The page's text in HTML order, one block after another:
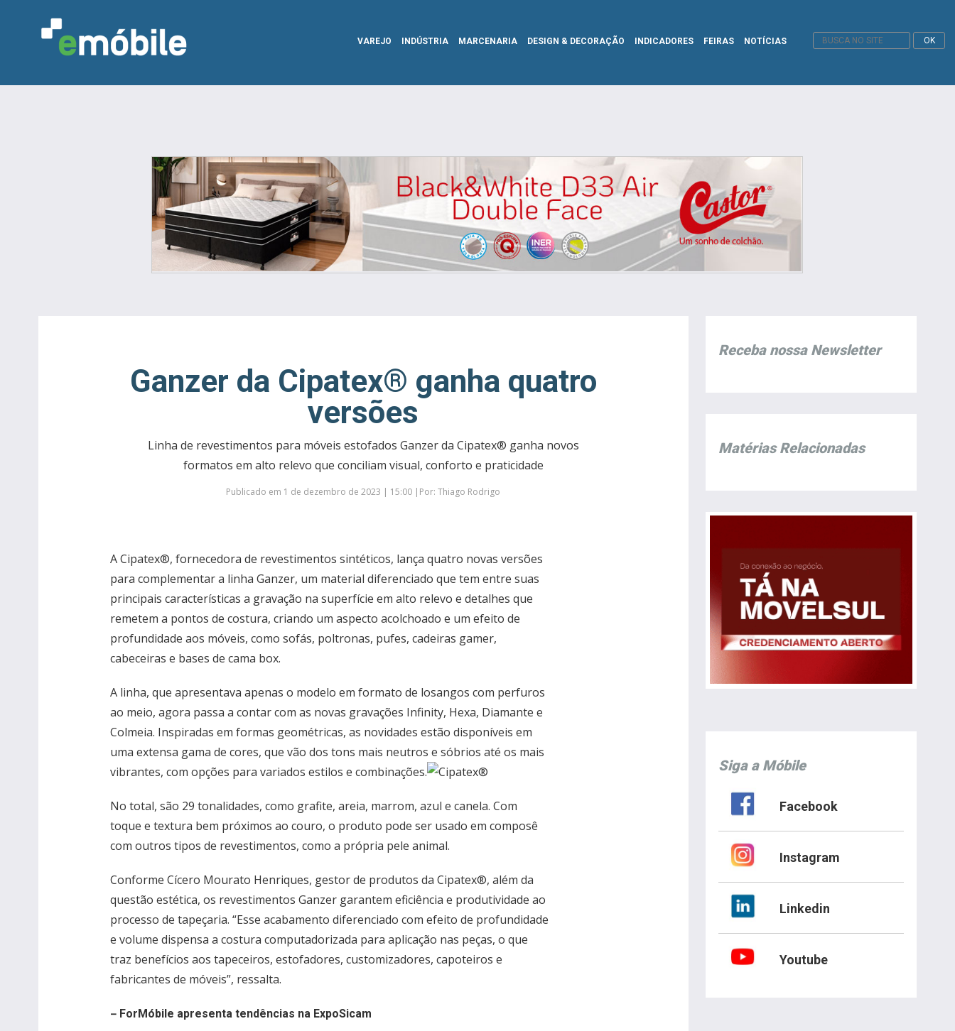
VAREJO INDÚSTRIA MARCENARIA DESIGN & DECORAÇÃO INDICADORES FEIRAS NOTÍCIAS
Ganzer da Cipatex® ganha quatro
versões
Linha de revestimentos para móveis estofados Ganzer da Cipatex® ganha novos
formatos em alto relevo que conciliam visual, conforto e praticidade
Publicado em 1 de dezembro de 2023 | 15:00 |Por: Thiago Rodrigo
A Cipatex®, fornecedora de revestimentos sintéticos, lança quatro novas versões
para complementar a linha Ganzer, um material diferenciado que tem entre suas
principais características a gravação na superfície em alto relevo e detalhes que
remetem a pontos de costura, criando um aspecto acolchoado e um efeito de
profundidade aos móveis, como sofás, poltronas, pufes, cadeiras gamer,
cabeceiras e bases de cama box.
A linha, que apresentava apenas o modelo em formato de losangos com perfuros
ao meio, agora passa a contar com as novas gravações Infinity, Hexa, Diamante e
Colmeia. Inspiradas em formas geométricas, as novidades estão disponíveis em
uma extensa gama de cores, que vão dos tons mais neutros e sóbrios até os mais
vibrantes, com opções para variados estilos e combinações.
No total, são 29 tonalidades, como grafite, areia, marrom, azul e canela. Com
toque e textura bem próximos ao couro, o produto pode ser usado em composê
com outros tipos de revestimentos, como a própria pele animal.
Conforme Cícero Mourato Henriques, gestor de produtos da Cipatex®, além da
questão estética, os revestimentos Ganzer garantem eficiência e produtividade ao
processo de tapeçaria. “Esse acabamento diferenciado com efeito de profundidade
e volume dispensa a costura computadorizada para aplicação nas peças, o que
traz benefícios aos tapeceiros, estofadores, customizadores, capoteiros e
fabricantes de móveis”, ressalta.
– ForMóbile apresenta tendências na ExpoSicam
Receba nossa Newsletter
Matérias Relacionadas
Siga a Móbile
Facebook
Instagram
Linkedin
Youtube